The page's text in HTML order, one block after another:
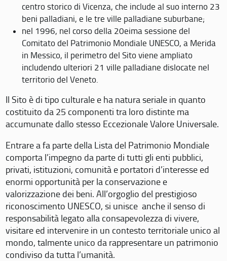
centro storico di Vicenza, che include al suo interno 23
beni palladiani, e le tre ville palladiane suburbane;
nel 1996, nel corso della 20eima sessione del
Comitato del Patrimonio Mondiale UNESCO, a Merida
in Messico, il perimetro del Sito viene ampliato
includendo ulteriori 21 ville palladiane dislocate nel
territorio del Veneto.
Il Sito è di tipo culturale e ha natura seriale in quanto
costituito da 25 componenti tra loro distinte ma
accumunate dallo stesso Eccezionale Valore Universale.
Entrare a fa parte della Lista del Patrimonio Mondiale
comporta l’impegno da parte di tutti gli enti pubblici,
privati, istituzioni, comunità e portatori d’interesse ed
enormi opportunità per la conservazione e
valorizzazione dei beni. All’orgoglio del prestigioso
riconoscimento UNESCO, si unisce anche il senso di
responsabilità legato alla consapevolezza di vivere,
visitare ed intervenire in un contesto territoriale unico al
mondo, talmente unico da rappresentare un patrimonio
condiviso da tutta l’umanità.